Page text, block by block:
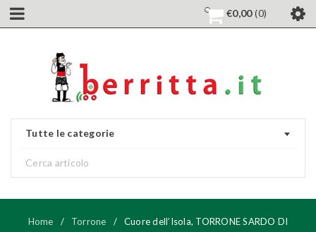
€0,00 0
Tutte le categorie
Home / Torrone /
Cuore dell’Isola, TORRONE SARDO DI